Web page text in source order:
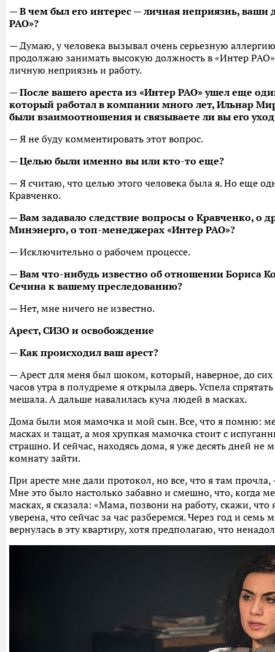
— В чем был его интерес — личная неприязнь, ваши
РАО»?
— Думаю, у человека вызывал очень серьезную
продолжаю занимать высокую должность в «Интер
личную неприязнь и работу.
— После вашего ареста из «Интер РАО» ушел еще
который работал в компании много лет, Ильнар
были взаимоотношения и связываете ли вы его
— Я не буду комментировать этот вопрос.
— Целью были именно вы или кто-то еще?
— Я считаю, что целью этого человека была я. Но еще
Кравченко.
— Вам задавало следствие вопросы о Кравченко, о
Минэнерго, о топ-менеджерах «Интер РАО»?
— Исключительно о рабочем процессе.
— Вам что-нибудь известно об отношении Бориса
Сечина к вашему преследованию?
— Нет, мне ничего не известно.
Арест, СИЗО и освобождение
— Как происходил ваш арест?
— Арест для меня был шоком, который, наверное, до
часов утра в полудреме я открыла дверь. Успела
мешала. А дальше навалилась куча людей в масках.
Дома были моя мамочка и мой сын. Все, что я помню:
масках и тащат, а моя хрупкая мамочка стоит с
страшно. И сейчас, находясь дома, я уже десять дней не
комнату зайти.
При аресте мне дали протокол, но все, что я там
Мне это было настолько забавно и смешно, что, когда
масках, я сказала: «Мама, позвони на работу, скажи,
уверена, что сейчас за час разберемся. Через год и семь
вернулась в эту квартиру, хотя предполагаю, что